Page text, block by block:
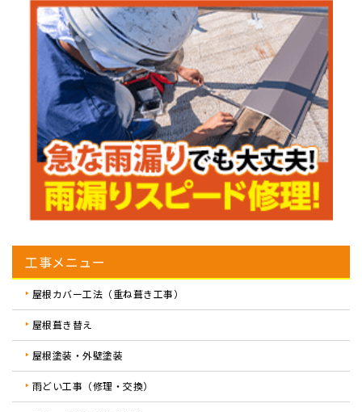
工事メニュー
屋根カバー工法（重ね葺き工事）
屋根葺き替え
屋根塗装・外壁塗装
雨どい工事（修理・交換）